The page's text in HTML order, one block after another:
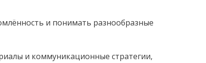
и понимать разнообразные
и коммуникационные стратегии,